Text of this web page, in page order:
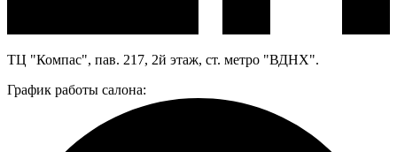
ТЦ "Компас", пав. 217, 2й этаж, ст. метро "ВДНХ".
График работы салона: